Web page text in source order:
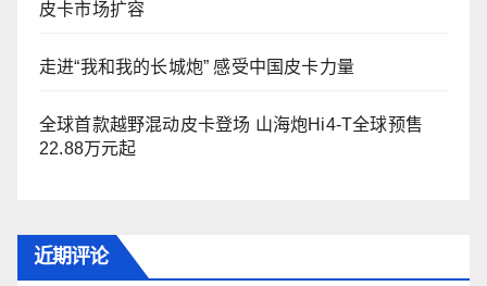
皮卡市场扩容
走进“我和我的长城炮” 感受中国皮卡力量
全球首款越野混动皮卡登场 山海炮Hi4-T全球预售
22.88万元起
近期评论